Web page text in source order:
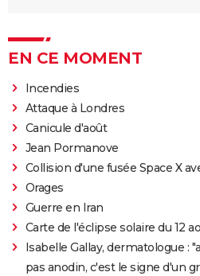
EN CE MOMENT
Incendies
Attaque à Londres
Canicule d'août
Jean Pormanove
Collision d'une fusée Space X
Orages
Guerre en Iran
Carte de l'éclipse solaire du 12
Isabelle Gallay, dermatologue :
pas anodin, c'est le signe d'un